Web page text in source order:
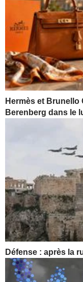
Hermès et
Berenberg dans le
Défense : après la